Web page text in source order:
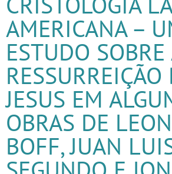
AMERICANA –
ESTUDO SOBRE
RESSURREIÇÃO
JESUS EM
OBRAS DE
BOFF, JUAN